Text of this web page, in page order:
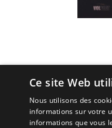
(C) 2010 -
Ce site Web
Nous utilisons des
informations sur votre
informations que vous